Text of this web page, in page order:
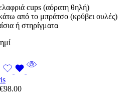
cups (αόρατη θηλή)
από το μπράτσο (κρύβει ουλές)
ή στηρίγματα
€98.00